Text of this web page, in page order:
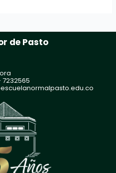
de Pasto
7232565